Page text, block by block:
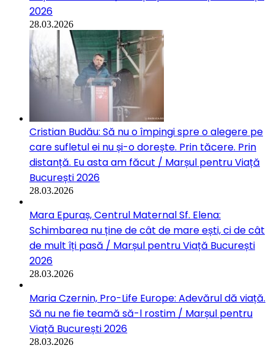
2026
28.03.2026
Cristian Budău: Să nu o împingi spre o alegere pe
care sufletul ei nu și-o dorește. Prin tăcere. Prin
distanță. Eu asta am făcut / Marșul pentru Viață
București 2026
28.03.2026
Mara Epuraș, Centrul Maternal Sf. Elena:
Schimbarea nu ține de cât de mare ești, ci de cât
de mult îți pasă / Marșul pentru Viață București
2026
28.03.2026
Maria Czernin, Pro-Life Europe: Adevărul dă viață.
Să nu ne fie teamă să-l rostim / Marșul pentru
Viață București 2026
28.03.2026